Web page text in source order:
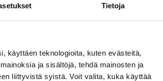
Tietoja
käyttäen teknologioita, kuten evästeitä,
ja sisältöjä, tehdä mainosten ja
liittyvistä syistä. Voit valita, kuka käyttää
4.8.2026 8:01
pudottamaan iskussa, jossa
kuoli toistakymmentä ihmistä
Uutiset | 5.8.2026 9:21